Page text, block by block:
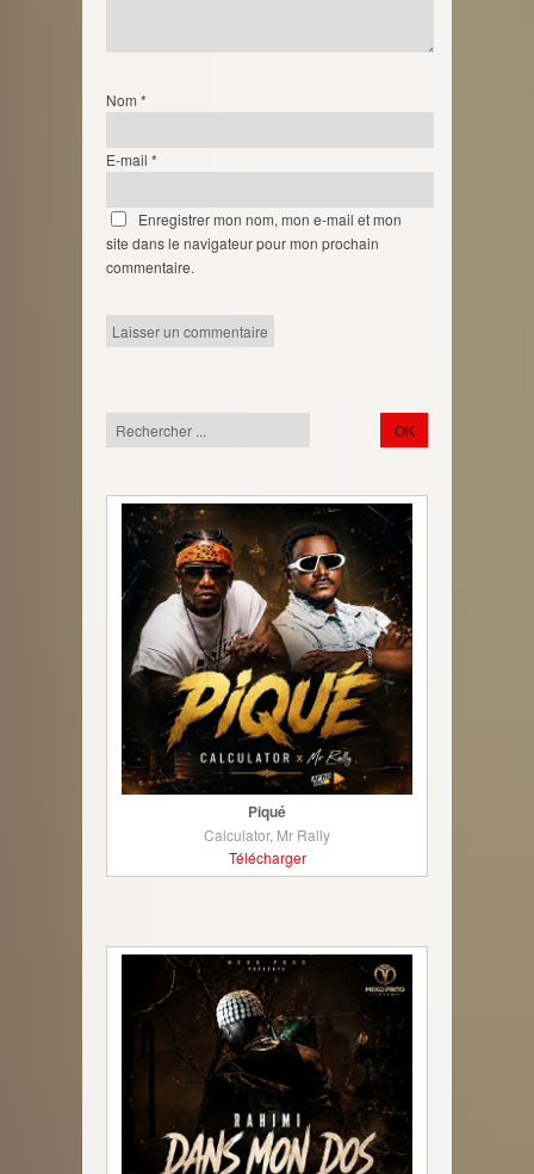
Nom *
E-mail *
Enregistrer mon nom, mon e-mail et mon
site dans le navigateur pour mon prochain
commentaire.
Piqué
Calculator, Mr Rally
Télécharger